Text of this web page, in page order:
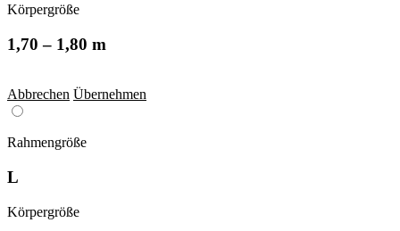
Körpergröße
1,70 – 1,80 m
Abbrechen Übernehmen
Rahmengröße
L
Körpergröße